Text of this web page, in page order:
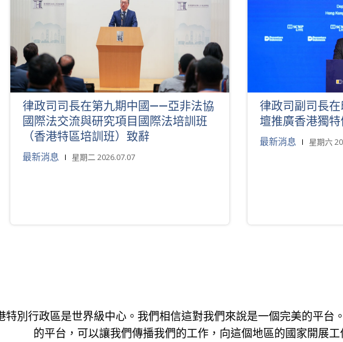
律政司司長在第九期中國——亞非法協
國際法交流與研究項目國際法培訓班
（香港特區培訓班）致辭
最新消息 星期二 2026.07.07
律政司副司長
壇推廣香港獨
最新消息 星期六
特別行政區是世界級中心。我們相信這對我們來說是一個完美的平台
的平台，可以讓我們傳播我們的工作，向這個地區的國家開展工